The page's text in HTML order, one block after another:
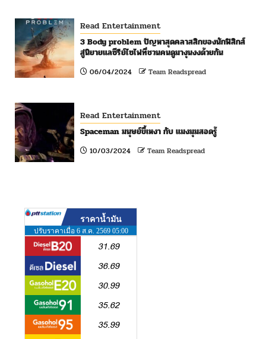
Read Entertainment
3 Body problem ปัญหาสุดคลาสสิกของนักฟิสิกส์
สู่นิยายแลซีรีย์ไซไฟที่ชวนคนดูมางุนงงด้วยกัน
06/04/2024 Team Readspread
Read Entertainment
Spaceman มนุษย์ขี้เหงา กับ แมงมุมสอดรู้
10/03/2024 Team Readspread